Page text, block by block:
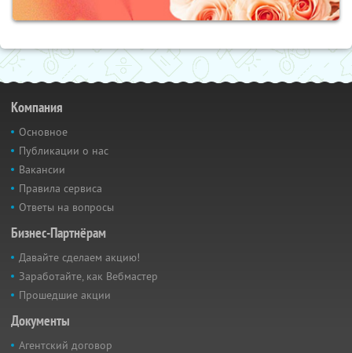
Компания
Основное
Публикации о нас
Вакансии
Правила сервиса
Ответы на вопросы
Бизнес-Партнёрам
Давайте сделаем акцию!
Заработайте, как Вебмастер
Прошедшие акции
Документы
Агентский договор